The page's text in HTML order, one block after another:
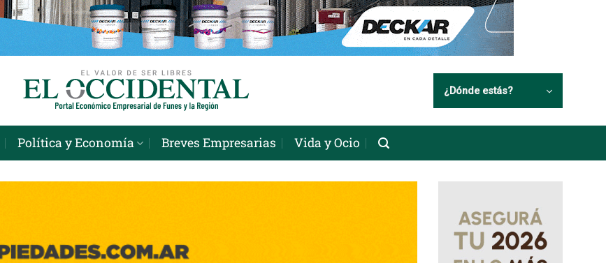
¿Dónde estás?
Política y Economía Breves Empresarias Vida y Ocio